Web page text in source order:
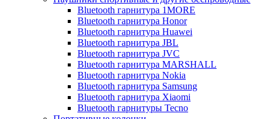
Bluetooth гарнитура 1MORE
Bluetooth гарнитура Honor
Bluetooth гарнитура Huawei
Bluetooth гарнитура JBL
Bluetooth гарнитура JVC
Bluetooth гарнитура MARSHALL
Bluetooth гарнитура Nokia
Bluetooth гарнитура Samsung
Bluetooth гарнитура Xiaomi
Bluetooth гарнитуры Tecno